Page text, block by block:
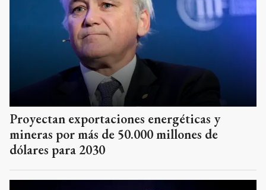
Proyectan exportaciones energéticas y
mineras por más de 50.000 millones de
dólares para 2030